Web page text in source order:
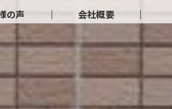
の声 会社概要